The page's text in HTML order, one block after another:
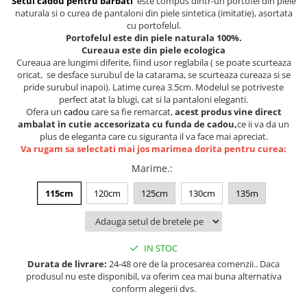
Lenjerii de pat pentru copii
Pijamale de CRACIUN
Pijamale de dama
Pijamale de barbati
Halate si capoate
Pijamale
WINTER Collection
Incaltaminte
Seturi elegante femei
Pijamale BIG SIZE femei
Cadouri ocazii speciale
naturala si o curea de pantaloni din piele sintetica (imitatie), asortata
cu portofelul.
Portofelul este din piele naturala 100%.
Cureaua este din piele ecologica
Cureaua are lungimi diferite, fiind usor reglabila ( se poate scurteaza
oricat, se desface surubul de la catarama, se scurteaza cureaza si se
pride surubul inapoi). Latime curea 3.5cm. Modelul se potriveste
perfect atat la blugi, cat si la pantaloni eleganti.
Ofera un cadou care sa fie remarcat,acest produs vine direct
ambalat in cutie accesorizata cu funda de cadou,ce ii va da un
plus de eleganta care cu siguranta il va face mai apreciat.
Va rugam sa selectati mai jos marimea dorita pentru curea:
Marime.:
115cm 120cm 125cm 130cm 135m
IN STOC
Durata de livrare: 24-48 ore de la procesarea comenzii.. Daca
produsul nu este disponibil, va oferim cea mai buna alternativa
conform alegerii dvs.